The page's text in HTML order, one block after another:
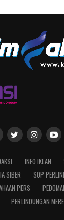
INFO IKLAN
SIBER
SOP
PERS
PERLINDUNGAN